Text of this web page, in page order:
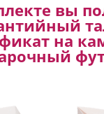
вы
на